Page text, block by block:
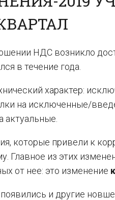
НДС возникло
в течение года.
характер:
на исключенные/
которые привели к
Главное из этих
от нее: это изменение
и другие